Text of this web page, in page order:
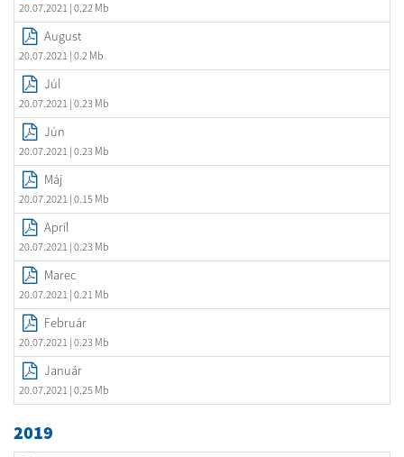
20.07.2021 | 0.22 Mb
August
20.07.2021 | 0.2 Mb
Júl
20.07.2021 | 0.23 Mb
Jún
20.07.2021 | 0.23 Mb
Máj
20.07.2021 | 0.15 Mb
Apríl
20.07.2021 | 0.23 Mb
Marec
20.07.2021 | 0.21 Mb
Február
20.07.2021 | 0.23 Mb
Január
20.07.2021 | 0.25 Mb
2019